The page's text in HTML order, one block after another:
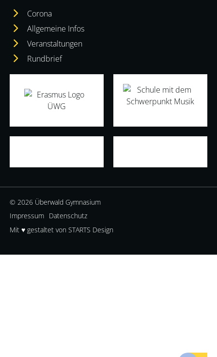
Corona
Allgemeine Infos
Veranstaltungen
Rundbrief
© 2026 Überwald Gymnasium
Impressum Datenschutz
Mit ♥ gestaltet von STARTS Design